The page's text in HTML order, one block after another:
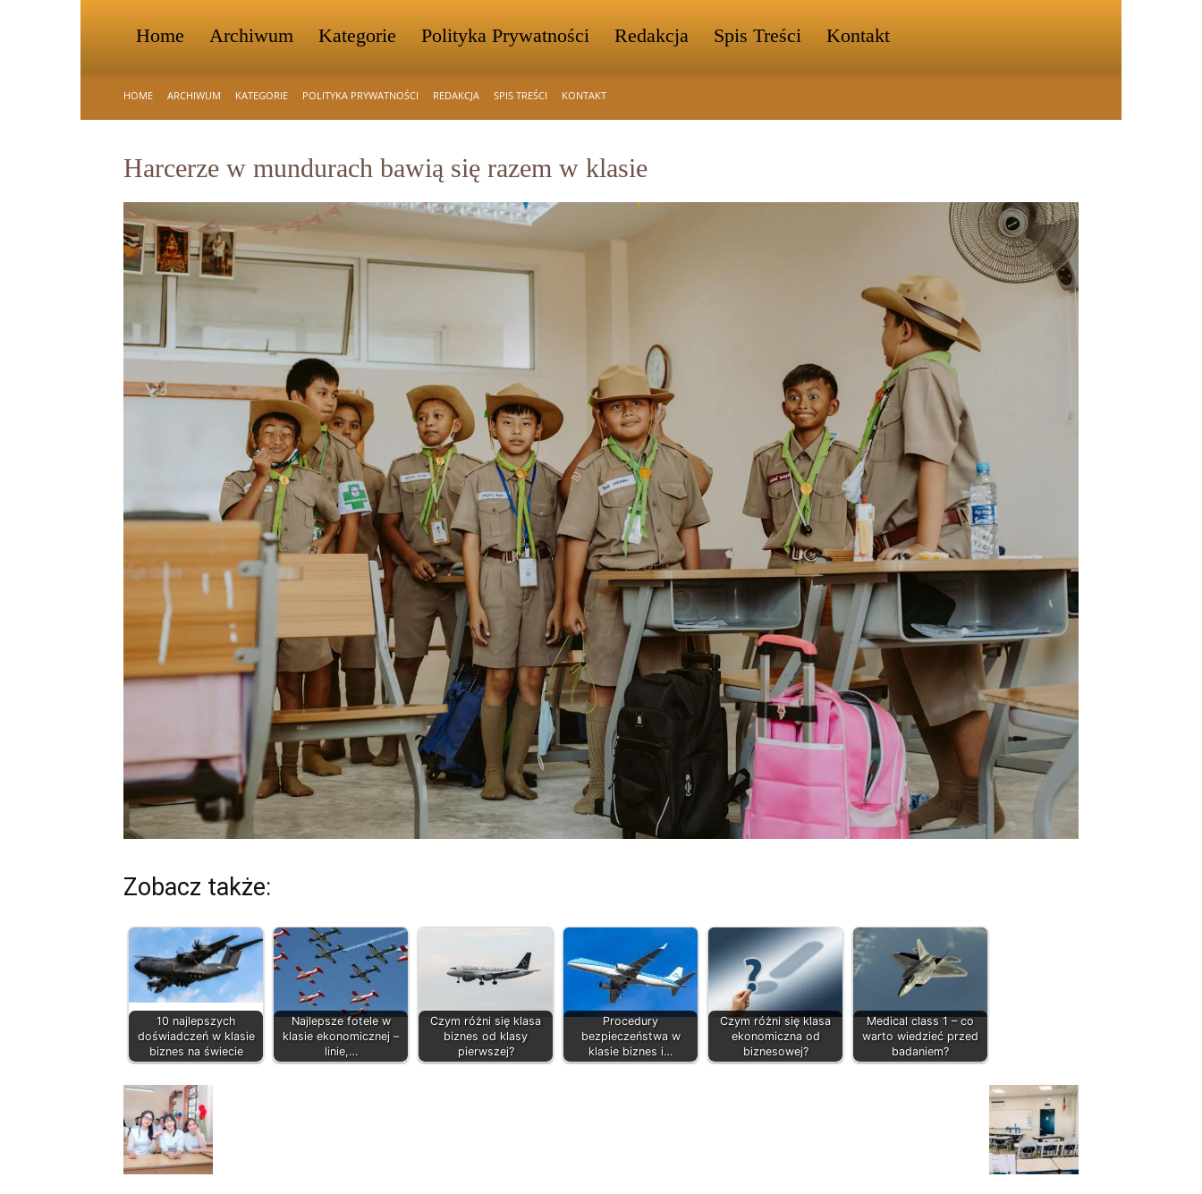
Home Archiwum Kategorie Polityka Prywatności Redakcja Spis Treści Kontakt
HOME ARCHIWUM KATEGORIE POLITYKA PRYWATNOŚCI REDAKCJA SPIS TREŚCI KONTAKT
Harcerze w mundurach bawią się razem w klasie
Zobacz także:
10 najlepszych
doświadczeń w klasie
biznes na świecie
Najlepsze fotele w
klasie ekonomicznej –
linie,…
Czym różni się klasa
biznes od klasy
pierwszej?
Procedury
bezpieczeństwa w
klasie biznes i…
Czym różni się klasa
ekonomiczna od
biznesowej?
Medical class 1 – co
warto wiedzieć przed
badaniem?